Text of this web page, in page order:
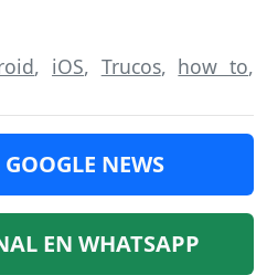
, iOS, Trucos, how to,
NEWS
EN WHATSAPP